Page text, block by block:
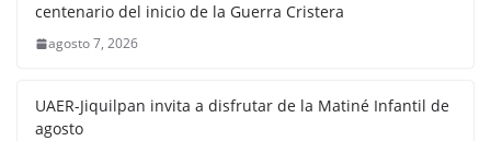
centenario del inicio de la Guerra Cristera
agosto 7, 2026
UAER-Jiquilpan invita a disfrutar de la Matiné Infantil de
agosto